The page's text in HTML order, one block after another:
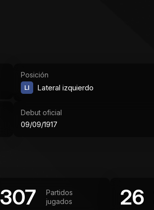
Posición
LI Lateral izquierdo
Debut oficial
09/09/1917
307
Partidos
jugados
26